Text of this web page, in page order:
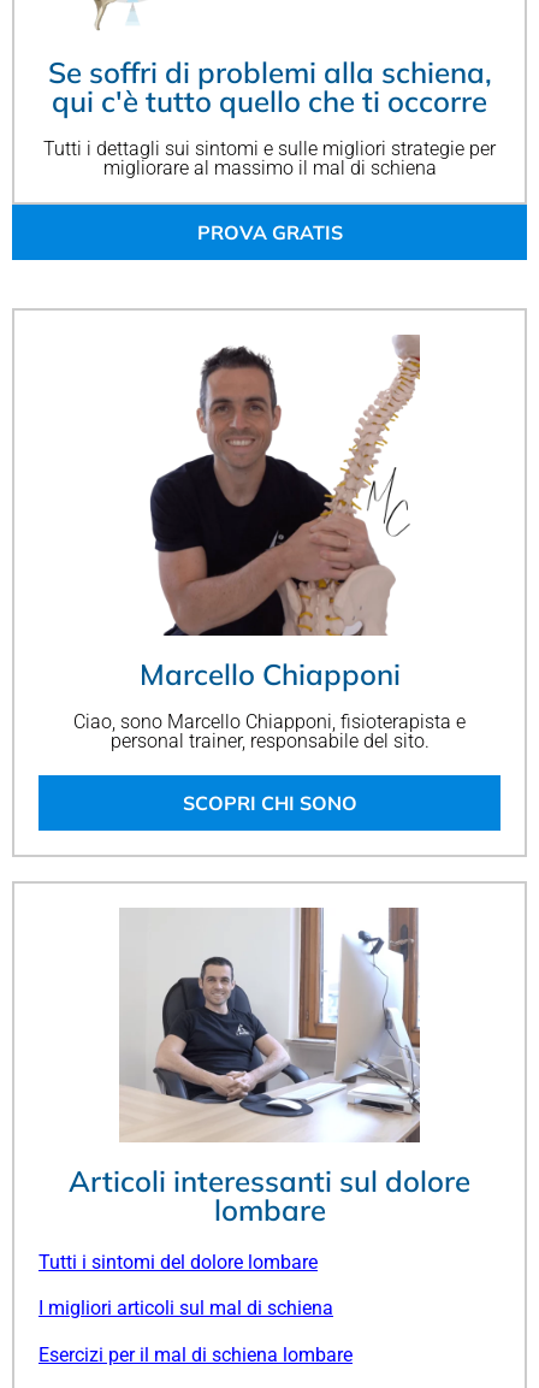
Se soffri di problemi alla schiena,
qui c'è tutto quello che ti occorre
Tutti i dettagli sui sintomi e sulle migliori strategie per
migliorare al massimo il mal di schiena
PROVA GRATIS
Marcello Chiapponi
Ciao, sono Marcello Chiapponi, fisioterapista e
personal trainer, responsabile del sito.
SCOPRI CHI SONO
Articoli interessanti sul dolore
lombare
Tutti i sintomi del dolore lombare
I migliori articoli sul mal di schiena
Esercizi per il mal di schiena lombare